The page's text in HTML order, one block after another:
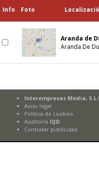
Info Foto
Aranda de
Aranda De
Interempresas Media,
Aviso legal
Política de cookies
Auditoría OJD
Contratar publicidad